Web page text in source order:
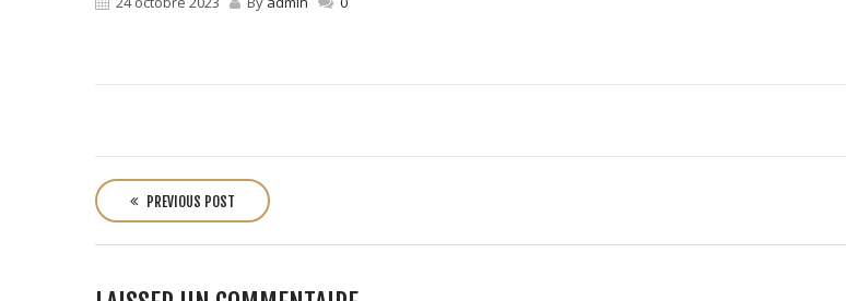
o
s
t
n
PREVIOUS POST